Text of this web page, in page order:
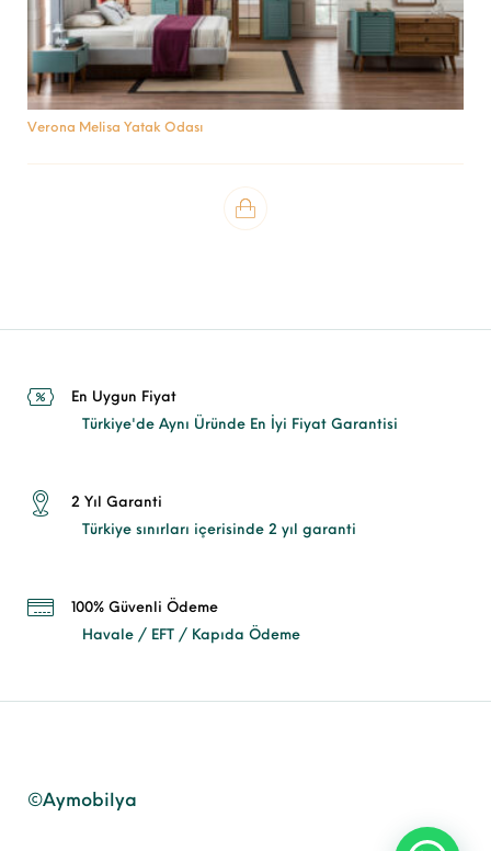
Verona Melisa Yatak Odası
En Uygun Fiyat
Türkiye'de Aynı Üründe En İyi Fiyat Garantisi
2 Yıl Garanti
Türkiye sınırları içerisinde 2 yıl garanti
100% Güvenli Ödeme
Havale / EFT / Kapıda Ödeme
©Aymobilya